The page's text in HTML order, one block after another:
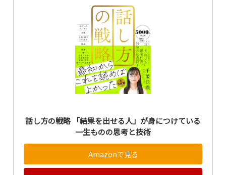
話し方の戦略 「結果を出せる人」が身につけている
一生ものの思考と技術
Amazonで見る